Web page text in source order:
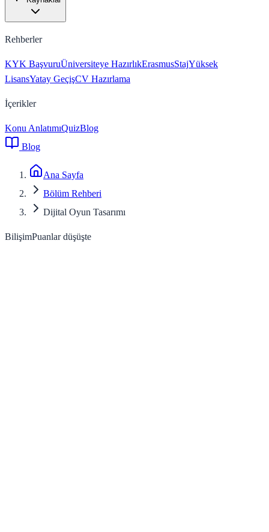
Rehberler
KYK BaşvuruÜniversiteye HazırlıkErasmusStajYüksek
LisansYatay GeçişCV Hazırlama
İçerikler
Konu AnlatımıQuizBlog
Blog
Ana Sayfa
Bölüm Rehberi
Dijital Oyun Tasarımı
BilişimPuanlar düşüşte